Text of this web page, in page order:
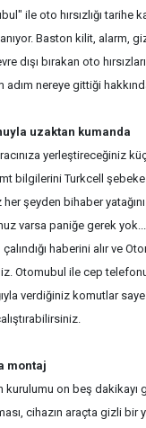
ile oto hırsızlığı tarihe
Baston kilit,
dışı bırakan oto
adım nereye gittiği
uzaktan kumanda
yerleştireceğiniz
bilgilerini Turkcell
şeyden bihaber
varsa paniğe gerek
çalındığı haberini alır ve
Otomubul ile cep
verdiğiniz komutlar
montaj
on beş dakikayı
cihazın araçta gizli bir